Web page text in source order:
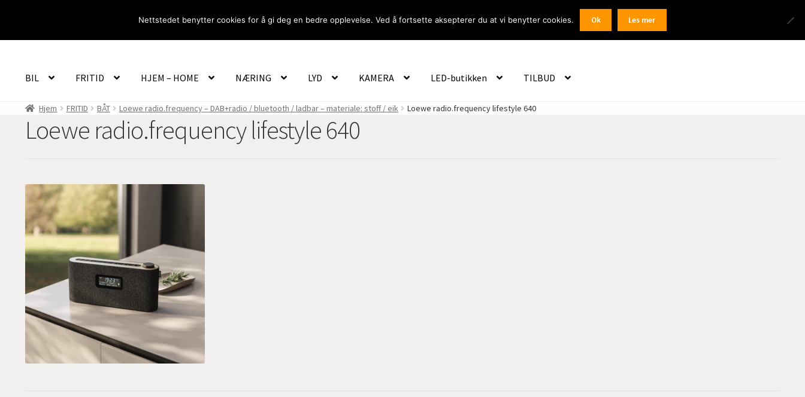
Om Oss Logg inn / Registrer
Products
search
BIL FRITID HJEM – HOME NÆRING LYD KAMERA LED-butikken TILBUD
Hjem FRITID BÅT Loewe radio.frequency – DAB+radio / bluetooth / ladbar – materiale: stoff / eik Loewe radio.frequency lifestyle 640
Loewe radio.frequency lifestyle 640
Nettstedet benytter cookies for å gi deg en bedre opplevelse. Ved å fortsette aksepterer du at vi benytter cookies. Ok Les mer